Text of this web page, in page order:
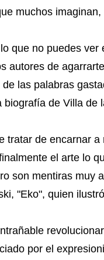
muchos
que no puedes
autores de
las palabras
biografía de Villa de
tratar de encarnar
el arte lo
son mentiras muy
"Eko", quien
por el